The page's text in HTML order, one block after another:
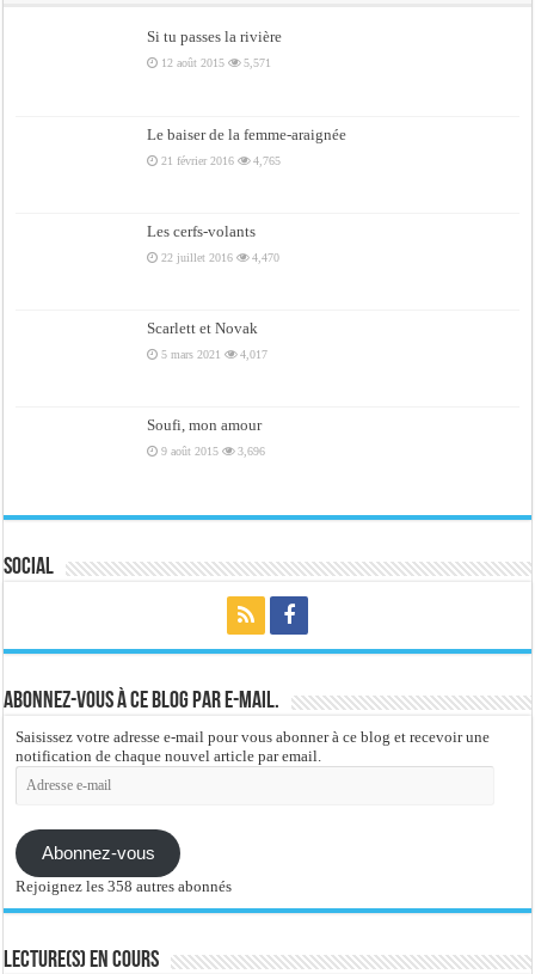
Si tu passes la rivière
12 août 2015 5,571
Le baiser de la femme-araignée
21 février 2016 4,765
Les cerfs-volants
22 juillet 2016 4,470
Scarlett et Novak
5 mars 2021 4,017
Soufi, mon amour
9 août 2015 3,696
Social
Abonnez-vous à ce blog par e-mail.
Saisissez votre adresse e-mail pour vous abonner à ce blog et recevoir une
notification de chaque nouvel article par email.
Adresse
e-
Abonnez-vous
Rejoignez les 358 autres abonnés
Lecture(s) en cours